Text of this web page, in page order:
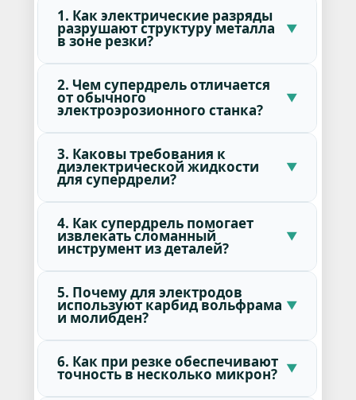
1. Как электрические разряды
разрушают структуру металла
в зоне резки?
2. Чем супердрель отличается
от обычного
электроэрозионного станка?
3. Каковы требования к
диэлектрической жидкости
для супердрели?
4. Как супердрель помогает
извлекать сломанный
инструмент из деталей?
5. Почему для электродов
используют карбид вольфрама
и молибден?
6. Как при резке обеспечивают
точность в несколько микрон?